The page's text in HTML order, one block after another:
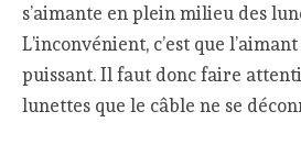
s’aimante en plein milieu des
L’inconvénient, c’est que
puissant. Il faut donc faire
lunettes que le câble ne se